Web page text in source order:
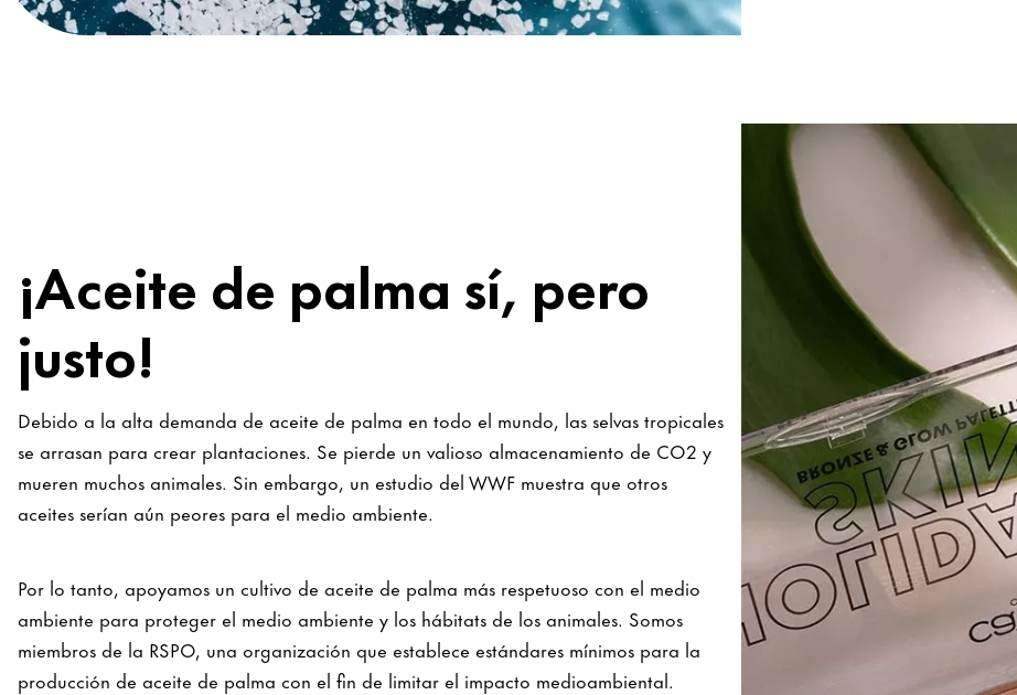
¡Aceite de palma sí, pero
justo!
Debido a la alta demanda de aceite de palma en todo el mundo, las selvas tropicales
se arrasan para crear plantaciones. Se pierde un valioso almacenamiento de CO2 y
mueren muchos animales. Sin embargo, un estudio del WWF muestra que otros
aceites serían aún peores para el medio ambiente.
Por lo tanto, apoyamos un cultivo de aceite de palma más respetuoso con el medio
ambiente para proteger el medio ambiente y los hábitats de los animales. Somos
miembros de la RSPO, una organización que establece estándares mínimos para la
producción de aceite de palma con el fin de limitar el impacto medioambiental.